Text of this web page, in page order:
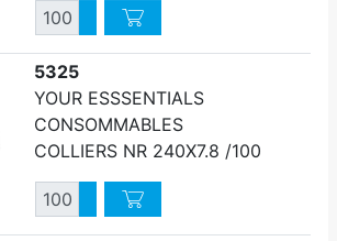
QuantitéAugmenter quantité
Diminuer quantité
5325
YOUR ESSSENTIALS
CONSOMMABLES
COLLIERS NR 240X7.8 /100
QuantitéAugmenter quantité
Diminuer quantité